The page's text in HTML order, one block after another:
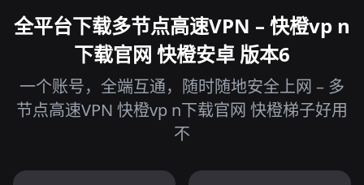
全平台下载多节点高速VPN – 快橙vp n
下载官网 快橙安卓 版本6
一个账号，全端互通，随时随地安全上网 – 多
节点高速VPN 快橙vp n下载官网 快橙梯子好用
不